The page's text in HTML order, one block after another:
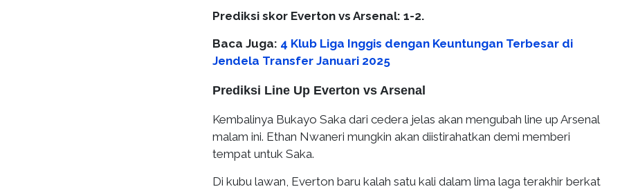
Prediksi skor Everton vs Arsenal: 1-2.
Baca Juga: 4 Klub Liga Inggis dengan Keuntungan Terbesar di
Jendela Transfer Januari 2025
​Prediksi Line Up Everton vs Arsenal
Kembalinya Bukayo Saka dari cedera jelas akan mengubah line up Arsenal
malam ini. Ethan Nwaneri mungkin akan diistirahatkan demi memberi
tempat untuk Saka.
Di kubu lawan, Everton baru kalah satu kali dalam lima laga terakhir berkat